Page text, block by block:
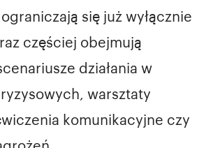
się już wyłącznie
częściej obejmują
działania w
warsztaty
komunikacyjne czy